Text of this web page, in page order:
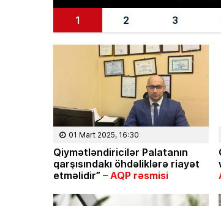
1 2 3
01 Mart 2025, 16:30
Qiymətləndiricilər Palatanın
qarşısındakı öhdəliklərə riayət
etməlidir” – AQP rəsmisi